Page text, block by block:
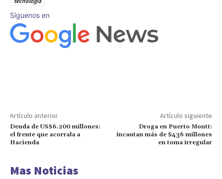
Síguenos en
Artículo anterior
Deuda de US$6.200 millones:
el frente que acorrala a
Hacienda
Artículo siguiente
Droga en Puerto Montt:
incautan más de $436 millones
en toma irregular
Mas Noticias